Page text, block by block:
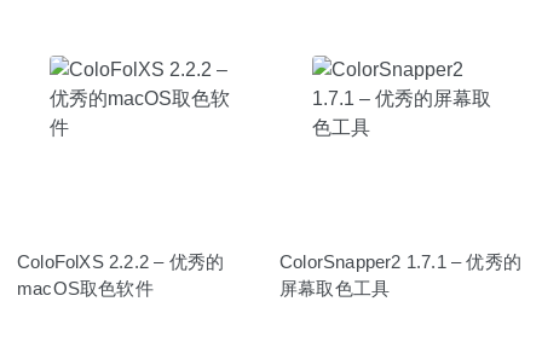
ColoFolXS 2.2.2 – 优秀的
macOS取色软件
ColorSnapper2 1.7.1 – 优秀的
屏幕取色工具